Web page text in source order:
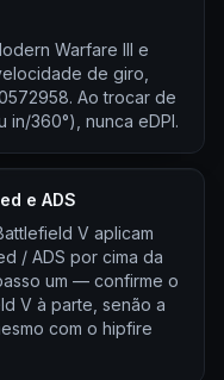
Warfare III e
de giro,
Ao trocar de
in/360°), nunca eDPI.
e ADS
V aplicam
/ ADS por cima da
um — confirme o
V à parte, senão a
com o hipfire